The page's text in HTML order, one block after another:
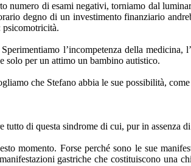
numero di esami negativi, torniamo dal
degno di un investimento finanziario
psicomotricità.
l’incompetenza della medicina,
solo per un attimo un bambino autistico.
che Stefano abbia le sue possibilità,
di questa sindrome di cui, pur in assenza
momento. Forse perché sono le sue
gastriche che costituiscono una